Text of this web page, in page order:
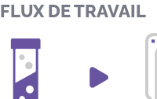
FLUX DE TRAVAIL